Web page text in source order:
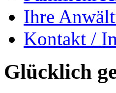
Ihre
Kontakt /
Glücklich